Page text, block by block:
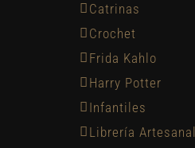
Catrinas
Crochet
Frida Kahlo
Harry Potter
Infantiles
Librería Artesanal